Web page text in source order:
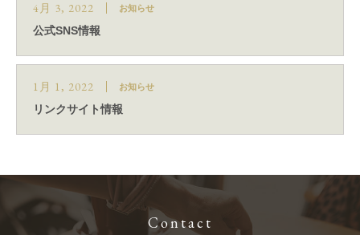
4月 3, 2022 お知らせ
公式SNS情報
1月 1, 2022 お知らせ
リンクサイト情報
Contact